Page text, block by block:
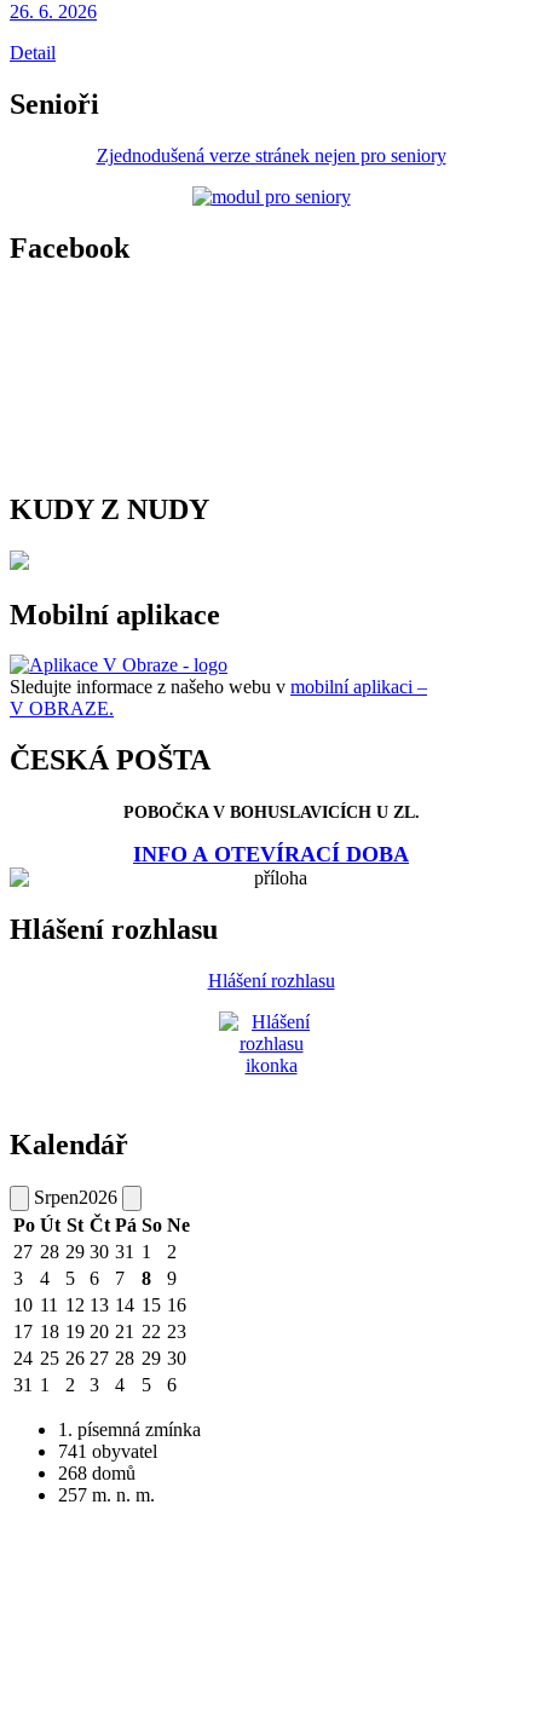
26. 6. 2026
Detail
Senioři
Zjednodušená verze stránek nejen pro seniory
Facebook
KUDY Z NUDY
Mobilní aplikace
Sledujte informace z našeho webu v mobilní aplikaci –
V OBRAZE.
ČESKÁ POŠTA
POBOČKA V BOHUSLAVICÍCH U ZL.
INFO A OTEVÍRACÍ DOBA
Hlášení rozhlasu
Hlášení rozhlasu
Kalendář
Srpen2026
Po Út St Čt Pá So Ne
27 28 29 30 31 1
2
3
4 5 6 7 8
9
10 11 12 13 14 15 16
17 18 19 20 21 22 23
24 25 26 27 28 29 30
31 1 2 3 4 5 6
1. písemná zmínka
741 obyvatel
268 domů
257 m. n. m.